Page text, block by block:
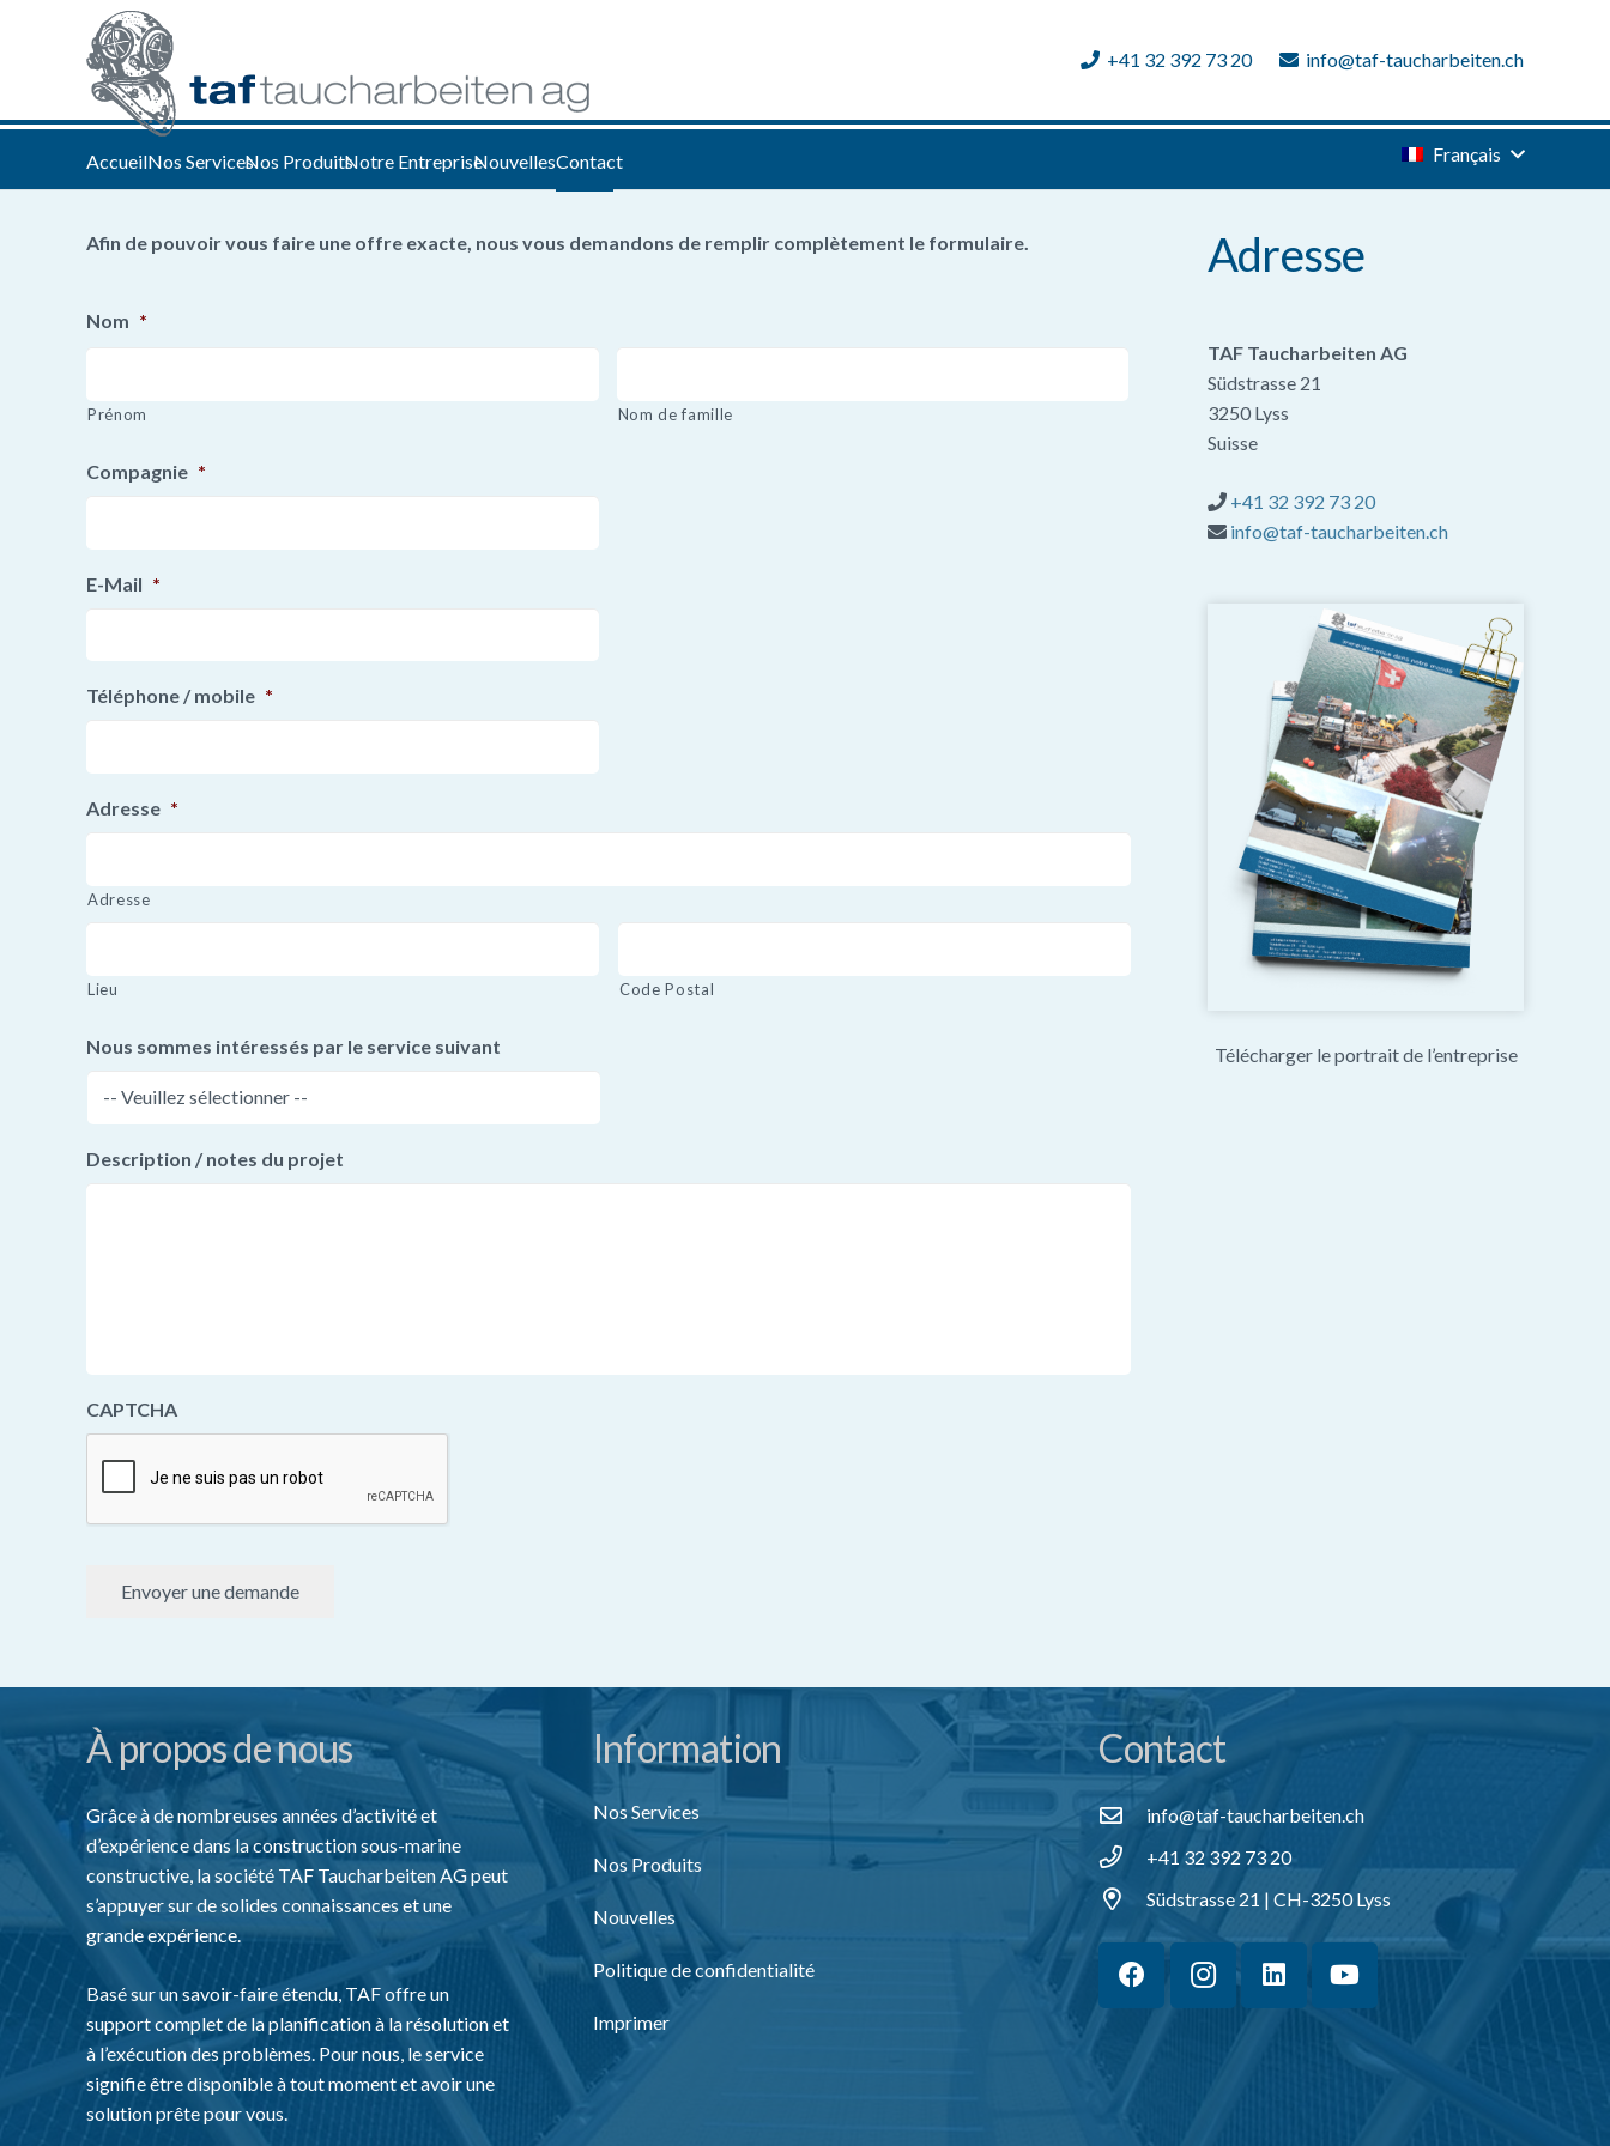
+41 32 392 73 20 info@taf-taucharbeiten.ch
AccueilNos ServicesNos ProduitsNotre EntrepriseNouvellesContact Français
Afin de pouvoir vous faire une offre exacte, nous vous demandons de remplir complètement le formulaire.
Nom *
Prénom Nom de famille
Compagnie *
E-Mail *
Téléphone / mobile *
Adresse *
Adresse
Lieu Code Postal
Nous sommes intéressés par le service suivant
Description / notes du projet
CAPTCHA
Adresse
TAF Taucharbeiten AG
Südstrasse 21
3250 Lyss
Suisse
+41 32 392 73 20
info@taf-taucharbeiten.ch
Télécharger le portrait de l’entreprise
À propos de nous
Grâce à de nombreuses années d’activité et
d’expérience dans la construction sous-marine
constructive, la société TAF Taucharbeiten AG peut
s’appuyer sur de solides connaissances et une
grande expérience.
Basé sur un savoir-faire étendu, TAF offre un
support complet de la planification à la résolution et
à l’exécution des problèmes. Pour nous, le service
signifie être disponible à tout moment et avoir une
solution prête pour vous.
Information
Nos Services
Nos Produits
Nouvelles
Politique de confidentialité
Imprimer
Contact
info@taf-taucharbeiten.ch
+41 32 392 73 20
Südstrasse 21 | CH-3250 Lyss